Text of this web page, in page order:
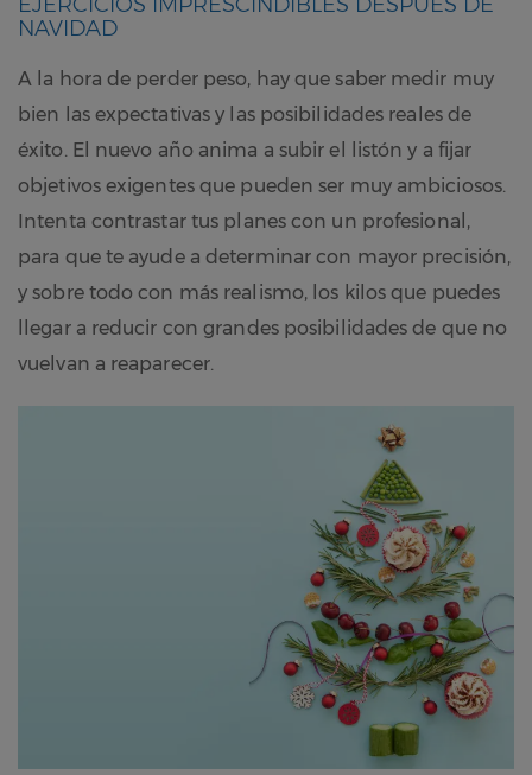
NAVIDAD
A la hora de perder peso, hay que saber medir muy
bien las expectativas y las posibilidades reales de
éxito. El nuevo año anima a subir el listón y a fijar
objetivos exigentes que pueden ser muy ambiciosos.
Intenta contrastar tus planes con un profesional,
para que te ayude a determinar con mayor precisión,
y sobre todo con más realismo, los kilos que puedes
llegar a reducir con grandes posibilidades de que no
vuelvan a reaparecer.